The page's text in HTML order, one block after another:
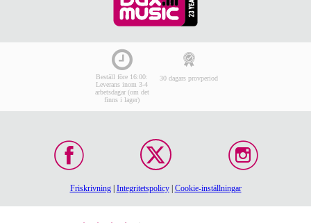
Beställ före 16:00:
Leverans inom 3-4
arbetsdagar (om det
finns i lager)
30 dagars provperiod
Friskrivning| Integritetspolicy| Cookie-inställningar